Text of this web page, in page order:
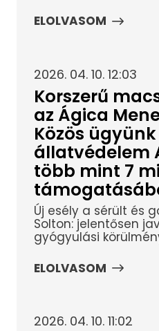
ELOLVASOM
2026. 04. 10. 12:03
Korszerű
az Ágica
Közös ügyünk
állatvédelem
több mint 7
Új esély a sérült és
Solton: jelentősen
gyógyulási
ELOLVASOM
2026. 04. 10. 11:02